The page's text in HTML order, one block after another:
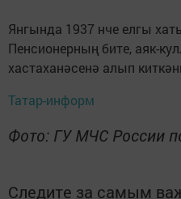
Янгында 1937 нче елгы
Пенсионерның бите, аяк-
хастаханәсенә алып
Татар-информ
Фото: ГУ МЧС России
Следите за самым